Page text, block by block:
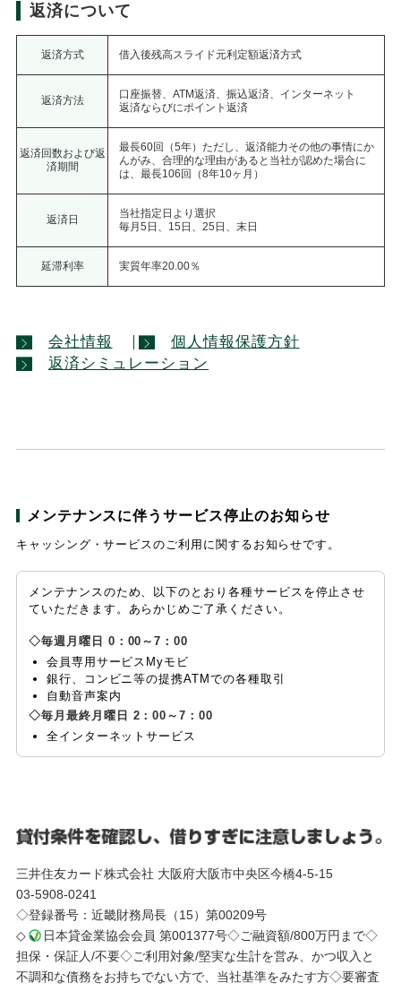
返済について
返済方式 借入後残高スライド元利定額返済方式
返済方法
口座振替、ATM返済、振込返済、インターネット
返済ならびにポイント返済
返済回数および返
済期間
最長60回（5年）ただし、返済能力その他の事情にか
んがみ、合理的な理由があると当社が認めた場合に
は、最長106回（8年10ヶ月）
返済日
当社指定日より選択
毎月5日、15日、25日、末日
延滞利率 実質年率20.00％
会社情報
個人情報保護方針
返済シミュレーション
メンテナンスに伴うサービス停止のお知らせ
キャッシング・サービスのご利用に関するお知らせです。
メンテナンスのため、以下のとおり各種サービスを停止させ
ていただきます。あらかじめご了承ください。
毎週月曜日 0：00～7：00
会員専用サービスMyモビ
銀行、コンビニ等の提携ATMでの各種取引
自動音声案内
毎月最終月曜日 2：00～7：00
全インターネットサービス
三井住友カード株式会社 大阪府大阪市中央区今橋4-5-15
03-5908-0241
◇登録番号：近畿財務局長（15）第00209号
◇
日本貸金業協会会員 第001377号◇ご融資額/800万円まで◇
担保・保証人/不要◇ご利用対象/堅実な生計を営み、かつ収入と
不調和な債務をお持ちでない方で、当社基準をみたす方◇要審査